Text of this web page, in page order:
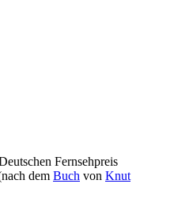
Fernsehpreis
dem Buch von Knut